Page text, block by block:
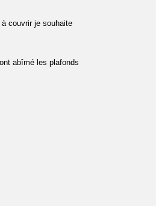
couvrir je souhaite
abîmé les plafonds